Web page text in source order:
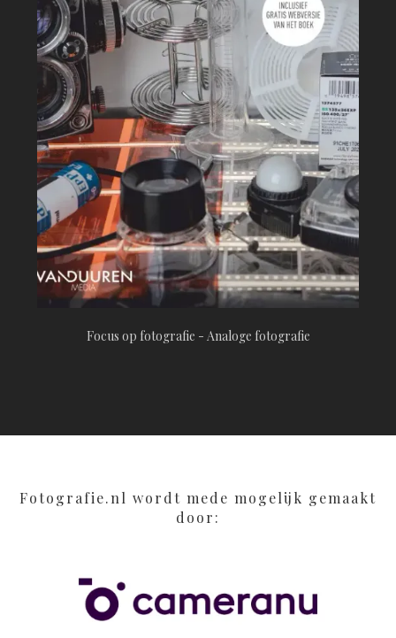
Focus op fotografie - Analoge fotografie
Fotografie.nl wordt mede mogelijk gemaakt
door: